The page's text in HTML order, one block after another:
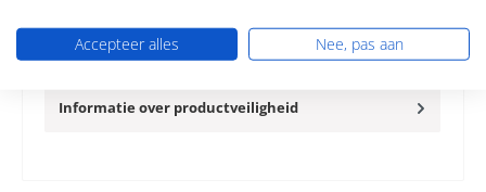
Eigenschappen
Informatie over productveiligheid
Accepteer alles Nee, pas aan